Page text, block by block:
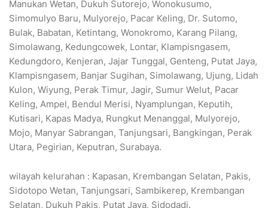
Manukan Wetan, Dukuh Sutorejo, Wonokusumo,
Simomulyo Baru, Mulyorejo, Pacar Keling, Dr. Sutomo,
Bulak, Babatan, Ketintang, Wonokromo, Karang Pilang,
Simolawang, Kedungcowek, Lontar, Klampisngasem,
Kedungdoro, Kenjeran, Jajar Tunggal, Genteng, Putat Jaya,
Klampisngasem, Banjar Sugihan, Simolawang, Ujung, Lidah
Kulon, Wiyung, Perak Timur, Jagir, Sumur Welut, Pacar
Keling, Ampel, Bendul Merisi, Nyamplungan, Keputih,
Kutisari, Kapas Madya, Rungkut Menanggal, Mulyorejo,
Mojo, Manyar Sabrangan, Tanjungsari, Bangkingan, Perak
Utara, Pegirian, Keputran, Surabaya.
wilayah kelurahan : Kapasan, Krembangan Selatan, Pakis,
Sidotopo Wetan, Tanjungsari, Sambikerep, Krembangan
Selatan, Dukuh Pakis, Putat Jaya, Sidodadi.